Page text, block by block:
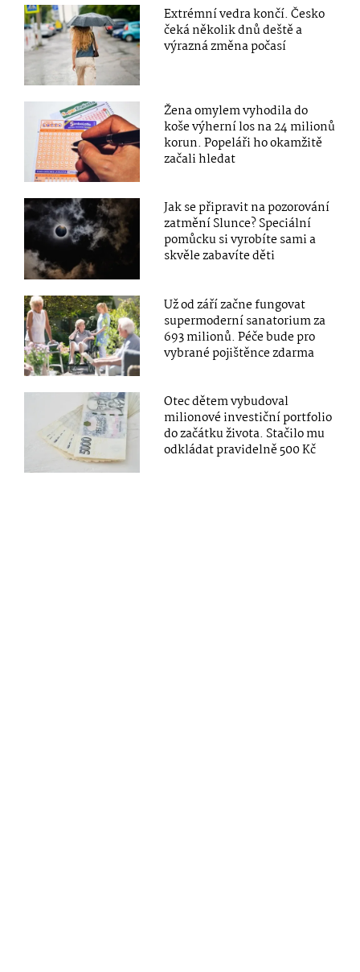
Extrémní vedra končí. Česko
čeká několik dnů deště a
výrazná změna počasí
Žena omylem vyhodila do
koše výherní los na 24 milionů
korun. Popeláři ho okamžitě
začali hledat
Jak se připravit na pozorování
zatmění Slunce? Speciální
pomůcku si vyrobíte sami a
skvěle zabavíte děti
Už od září začne fungovat
supermoderní sanatorium za
693 milionů. Péče bude pro
vybrané pojištěnce zdarma
Otec dětem vybudoval
milionové investiční portfolio
do začátku života. Stačilo mu
odkládat pravidelně 500 Kč